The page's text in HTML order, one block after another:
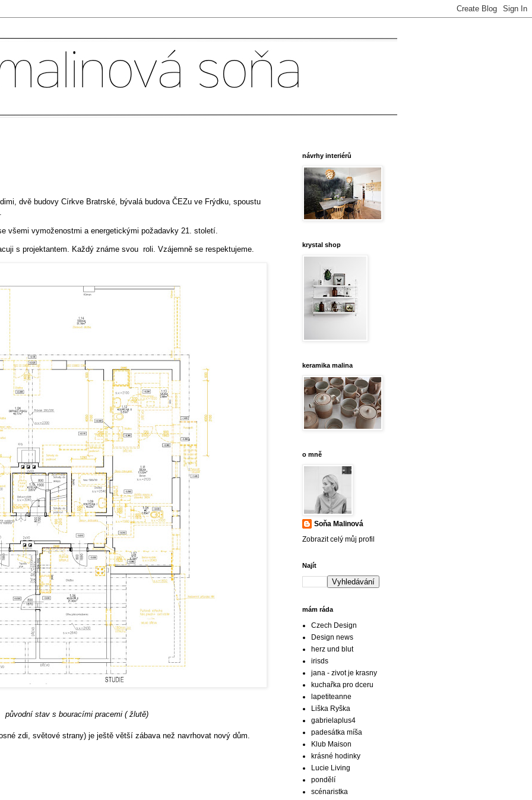
dvě budovy Církve Bratrské, bývalá budova ČEZu ve Frýdku, spoustu
všemi vymoženostmi a energetickými požadavky 21. století.
s projektantem. Každý známe svou roli. Vzájemně se respektujeme.
původní stav s bouracími pracemi ( žlutě)
zdi, světové strany) je ještě větší zábava než navrhovat nový dům.
návrhy interiérů
krystal shop
keramika malina
o mně
Soňa Malinová
Zobrazit celý můj profil
Najít
mám ráda
Czech Design
Design news
herz und blut
irisds
jana - zivot je krasny
kuchařka pro dceru
lapetiteanne
Liška Ryška
gabrielaplus4
padesátka míša
Klub Maison
krásné hodinky
Lucie Living
pondělí
scénaristka